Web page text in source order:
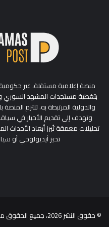
منصة إعلامية مستقلة، غير
بتغطية مستجدات المشهد السوري
والدولية المرتبطة به. تلتزم المنصة
وتهدف إلى تقديم الأخبار في
تحليلات معمقة تُبرز أبعاد الأحداث
تحيز أيديولوجي أو
© حقوق النشر 2026، جميع الحقوق محفوظة |